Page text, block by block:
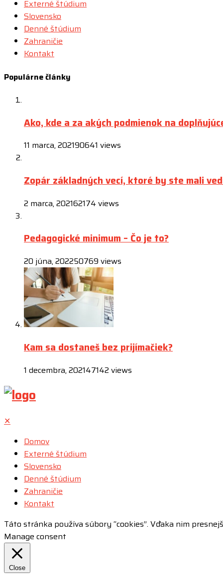
Externé štúdium
Slovensko
Denné štúdium
Zahraničie
Kontakt
Populárne články
Ako, kde a za akých podmienok na
11 marca, 202190641 views
Zopár základných vecí, ktoré by ste mali
2 marca, 202162174 views
Pedagogické minimum – Čo je to?
20 júna, 202250769 views
Kam sa dostaneš bez prijímačiek?
1 decembra, 202147142 views
✕
Domov
Externé štúdium
Slovensko
Denné štúdium
Zahraničie
Kontakt
Táto stránka používa súbory “cookies”. Vďaka nim
Manage consent
Close